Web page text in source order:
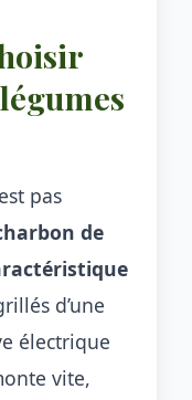
pas
de
d’une
électrique
vite,